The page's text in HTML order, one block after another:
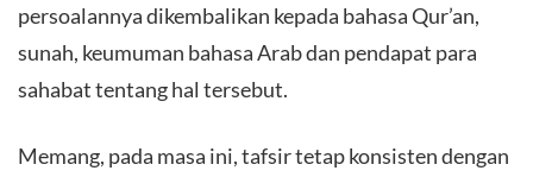
persoalannya dikembalikan kepada bahasa Qur’an,
sunah, keumuman bahasa Arab dan pendapat para
sahabat tentang hal tersebut.
Memang, pada masa ini, tafsir tetap konsisten dengan